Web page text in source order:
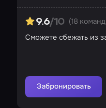
9.6/10 (18
Сможете сбежать из
Забронировать